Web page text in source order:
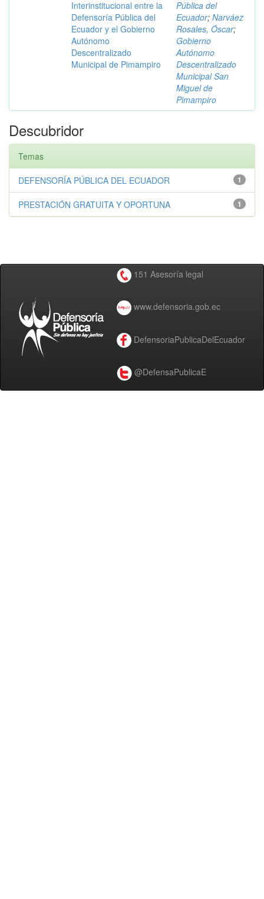
Interinstitucional entre la
Defensoría Pública del
Ecuador y el Gobierno
Autónomo
Descentralizado
Municipal de Pimampiro
Pública del
Ecuador; Narváez
Rosales, Óscar;
Gobierno
Autónomo
Descentralizado
Municipal San
Miguel de
Pimampiro
Descubridor
Temas
1
DEFENSORÍA PÚBLICA DEL ECUADOR
1
PRESTACIÓN GRATUITA Y OPORTUNA
151 Asesoría legal
www.defensoria.gob.ec
DefensoriaPublicaDelEcuador
@DefensaPublicaE